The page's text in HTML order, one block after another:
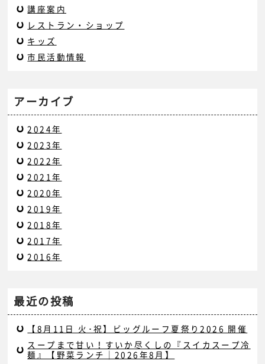
講座案内
レストラン・ショップ
キッズ
市民活動情報
アーカイブ
2024年
2023年
2022年
2021年
2020年
2019年
2018年
2017年
2016年
最近の投稿
【8月11日 火･祝】ビッグルーフ夏祭り2026 開催
スープまで甘い！すいか尽くしの『スイカスープ冷
麺』【野菜ランチ｜2026年8月】